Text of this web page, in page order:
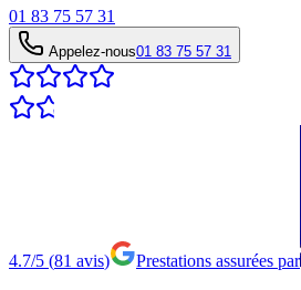
01 83 75 57 31
Appelez-nous01 83 75 57 31
4.7/5 (81 avis) Prestations assurées par